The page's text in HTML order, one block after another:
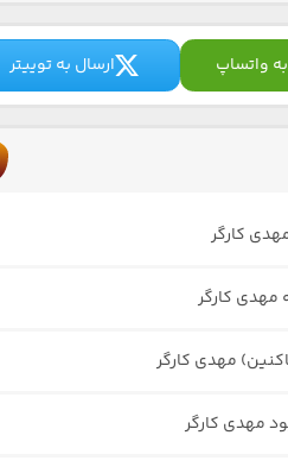
واتساپ ارسال به توییتر
کارگر
مهدی کارگر
مهدی کارگر
مهدی کارگر